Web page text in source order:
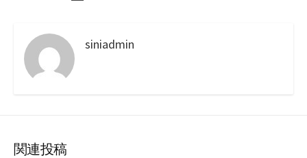
siniadmin
関連投稿